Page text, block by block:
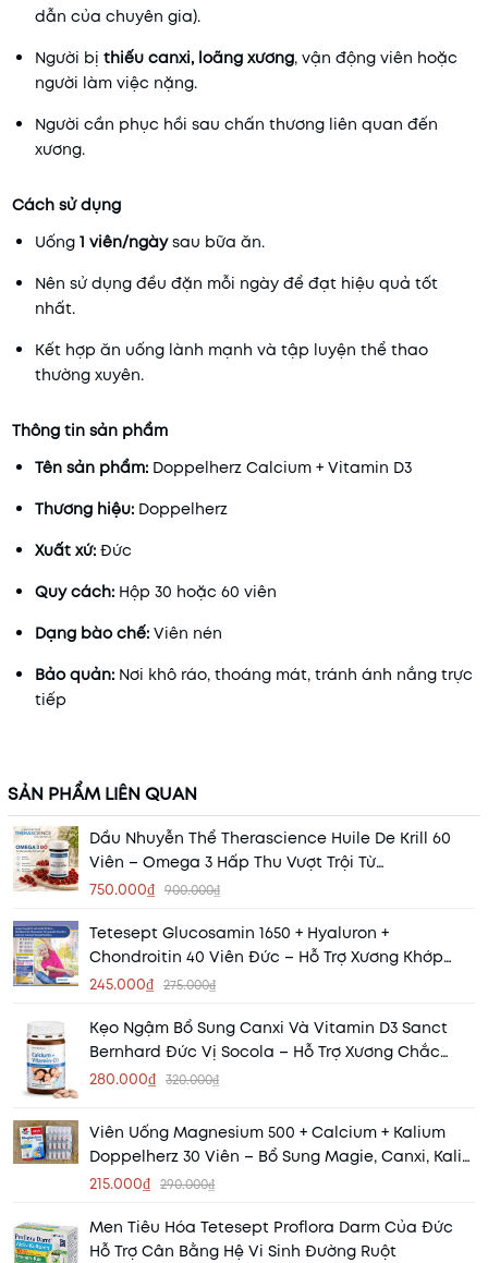
dẫn của chuyên gia).
Người bị thiếu canxi, loãng xương, vận động viên hoặc
người làm việc nặng.
Người cần phục hồi sau chấn thương liên quan đến
xương.
Cách sử dụng
Uống 1 viên/ngàysau bữa ăn.
Nên sử dụng đều đặn mỗi ngày để đạt hiệu quả tốt
nhất.
Kết hợp ăn uống lành mạnh và tập luyện thể thao
thường xuyên.
Thông tin sản phẩm
Tên sản phẩm: Doppelherz Calcium + Vitamin D3
Thương hiệu: Doppelherz
Xuất xứ: Đức
Quy cách: Hộp 30 hoặc 60 viên
Dạng bào chế: Viên nén
Bảo quản: Nơi khô ráo, thoáng mát, tránh ánh nắng trực
tiếp
SẢN PHẨM LIÊN QUAN
Dầu Nhuyễn Thể Therascience Huile De Krill 60
Viên – Omega 3 Hấp Thu Vượt Trội Từ
Phospholipid
750.000₫ 900.000₫
Tetesept Glucosamin 1650 + Hyaluron +
Chondroitin 40 Viên Đức – Hỗ Trợ Xương Khớp
Khỏe Mạnh
245.000₫ 275.000₫
Kẹo Ngậm Bổ Sung Canxi Và Vitamin D3 Sanct
Bernhard Đức Vị Socola – Hỗ Trợ Xương Chắc
Khỏe, Thơm Ngon Dễ Dùng
280.000₫ 320.000₫
Viên Uống Magnesium 500 + Calcium + Kalium
Doppelherz 30 Viên – Bổ Sung Magie, Canxi, Kali
Cho Cơ Bắp Và Xương Khớp
215.000₫ 290.000₫
Men Tiêu Hóa Tetesept Proflora Darm Của Đức
Hỗ Trợ Cân Bằng Hệ Vi Sinh Đường Ruột